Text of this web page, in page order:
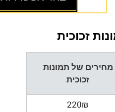
זכוכית
מחירים של תמונות
זכוכית
220₪